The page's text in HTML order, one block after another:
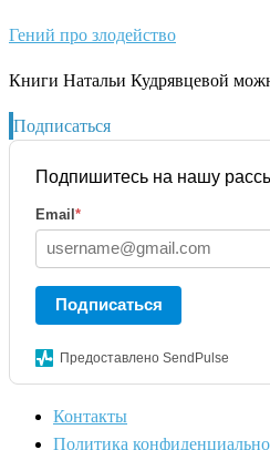
Гений про злодейство
Книги Натальи Кудрявцевой
Подписаться
Подпишитесь на нашу
Email *
Подписаться
Предоставлено SendPulse
Контакты
Политика